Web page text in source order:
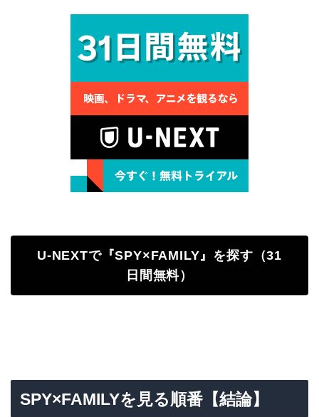
U-NEXTで『SPY×FAMILY』を探す（31
日間無料）
SPY×FAMILYを見る順番【結論】